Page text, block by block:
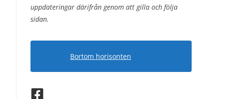
uppdateringar därifrån genom att gilla och följa
sidan.
Bortom horisonten